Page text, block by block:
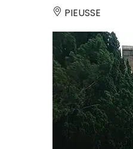
PIEUSSE